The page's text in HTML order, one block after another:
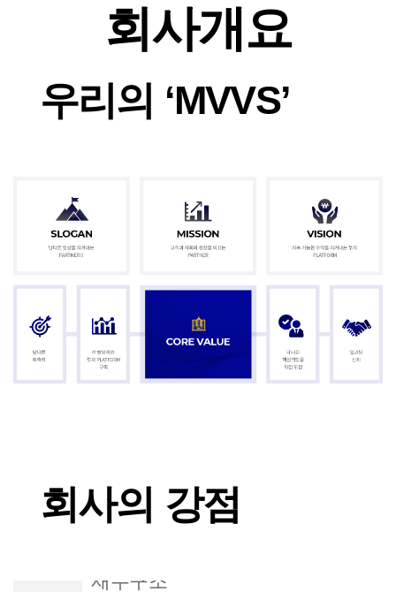
회사개요
우리의 ‘MVVS’
회사의 강점
깊은
업력과,
재무구조